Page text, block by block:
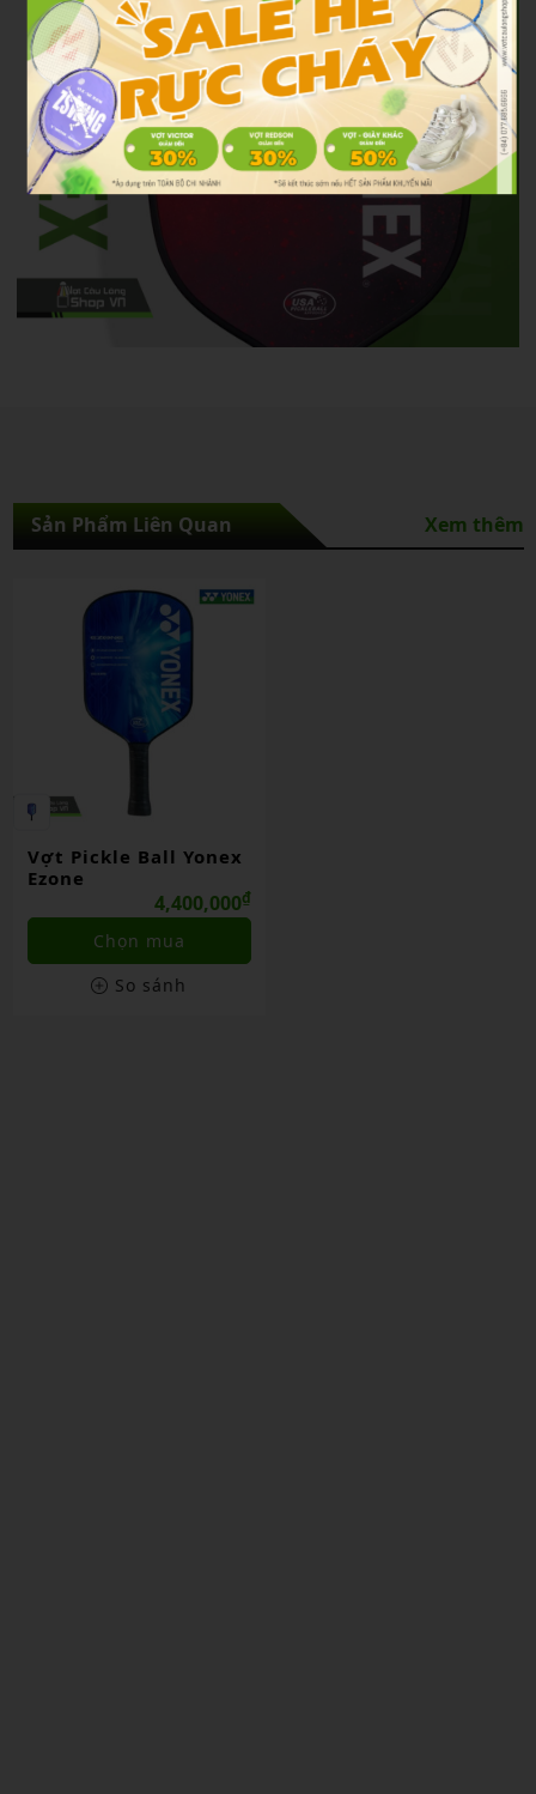
Sản Phẩm Liên Quan Xem thêm
Vợt Pickle Ball Yonex
Ezone
4,400,000₫
Chọn mua
So sánh